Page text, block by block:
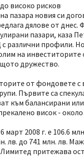
високо рисков
пазара новия си
дялове от
пазари, каза
профили.
на
дружество.
от фондовете
Първите са
към балансирани
висок -
2008 г. е 106.6
лв. до 741 млн. лв.
притежава